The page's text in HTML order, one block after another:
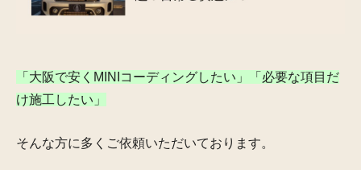
「大阪で安くMINIコーディングしたい」「必要な項目だ
け施工したい」
そんな方に多くご依頼いただいております。